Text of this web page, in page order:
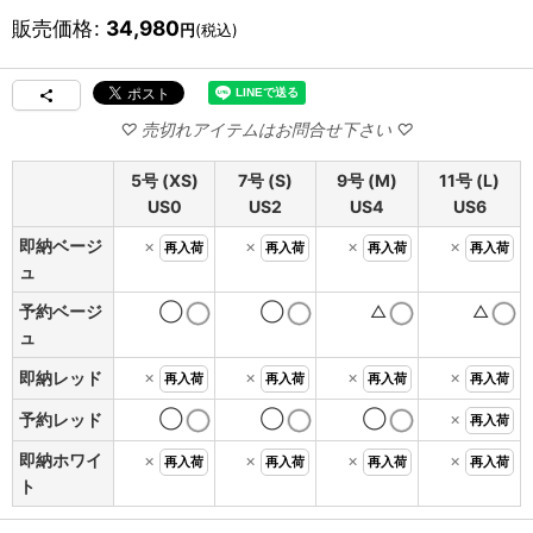
販売価格: 34,980円(税込)
5号 (XS)
US0
7号 (S)
US2
9号 (M)
US4
11号 (L)
US6
即納ベージ
ュ
× 再入荷 × 再入荷 × 再入荷 × 再入荷
予約ベージ
ュ
◯ ◯ △ △
即納レッド × 再入荷 × 再入荷 × 再入荷 × 再入荷
予約レッド ◯ ◯ ◯ × 再入荷
即納ホワイ
ト
× 再入荷 × 再入荷 × 再入荷 × 再入荷